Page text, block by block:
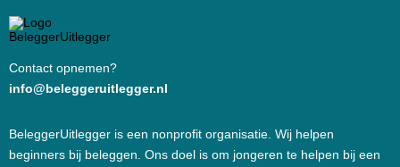
Contact opnemen?
info@beleggeruitlegger.nl
BeleggerUitlegger is een nonprofit organisatie. Wij helpen
beginners bij beleggen. Ons doel is om jongeren te helpen bij een